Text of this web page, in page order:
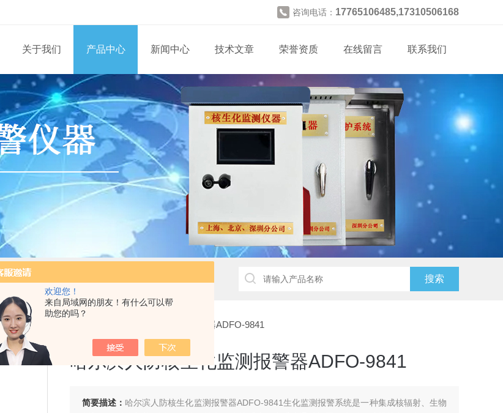
欢迎您！
来自局域网的朋友！有什么可以帮
助您的吗？
咨询电话： 17765106485,17310506168
关于我们 产品中心 新闻中心 技术文章 荣誉资质 在线留言 联系我们
核生化监测报警系统 > 哈尔滨人防核生化监测报警器ADFO-9841
哈尔滨人防核生化监测报警器ADFO-9841
简要描述： 哈尔滨人防核生化监测报警器ADFO-9841生化监测报警系统是一种集成核辐射、生物